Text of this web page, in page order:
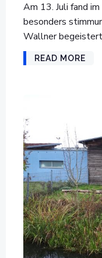
Am 13. Juli fand
besonders
Wallner
READ MORE